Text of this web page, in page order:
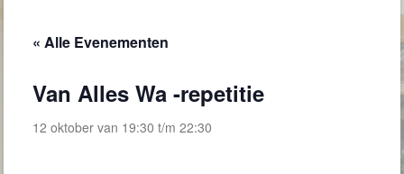
« Alle Evenementen
Van Alles Wa -repetitie
12 oktober van 19:30 t/m 22:30